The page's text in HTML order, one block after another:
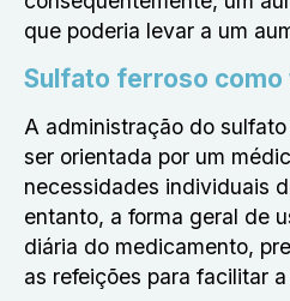
que poderia levar a um
Sulfato ferroso como
A administração do
ser orientada por um
necessidades individuais
entanto, a forma geral de
diária do medicamento,
as refeições para facilitar